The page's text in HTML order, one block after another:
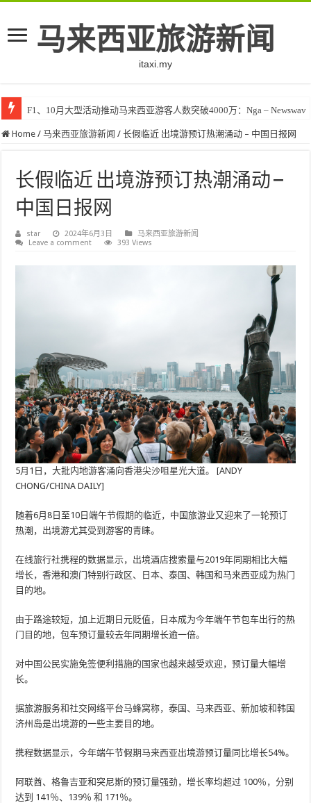
马来西亚旅游新闻
itaxi.my
F1、10月大型活动推动马来西亚游客人数突破4000万：Nga – Newswav
Home / 马来西亚旅游新闻 / 长假临近 出境游预订热潮涌动 – 中国日报网
长假临近 出境游预订热潮涌动 –
中国日报网
star 2024年6月3日
马来西亚旅游新闻
Leave a comment
393 Views
5月1日，大批内地游客涌向香港尖沙咀星光大道。 [ANDY
CHONG/CHINA DAILY]
随着6月8日至10日端午节假期的临​​近，中国旅游业又迎来了一轮预订
热潮，出境游尤其受到游客的青睐。
在线旅行社携程的数据显示，出境酒店搜索量与2019年同期相比大幅
增长，香港和澳门特别行政区、日本、泰国、韩国和马来西亚成为热门
目的地。
由于路途较短，加上近期日元贬值，日本成为今年端午节包车出行的热
门目的地，包车预订量较去年同期增长逾一倍。
对中国公民实施免签便利措施的国家也越来越受欢迎，预订量大幅增
长。
据旅游服务和社交网络平台马蜂窝称，泰国、马来西亚、新加坡和韩国
济州岛是出境游的一些主要目的地。
携程数据显示，今年端午节假期马来西亚出境游预订量同比增长54%。
阿联酋、格鲁吉亚和突尼斯的预订量强劲，增长率均超过 100％，分别
达到 141％、139％ 和 171％。